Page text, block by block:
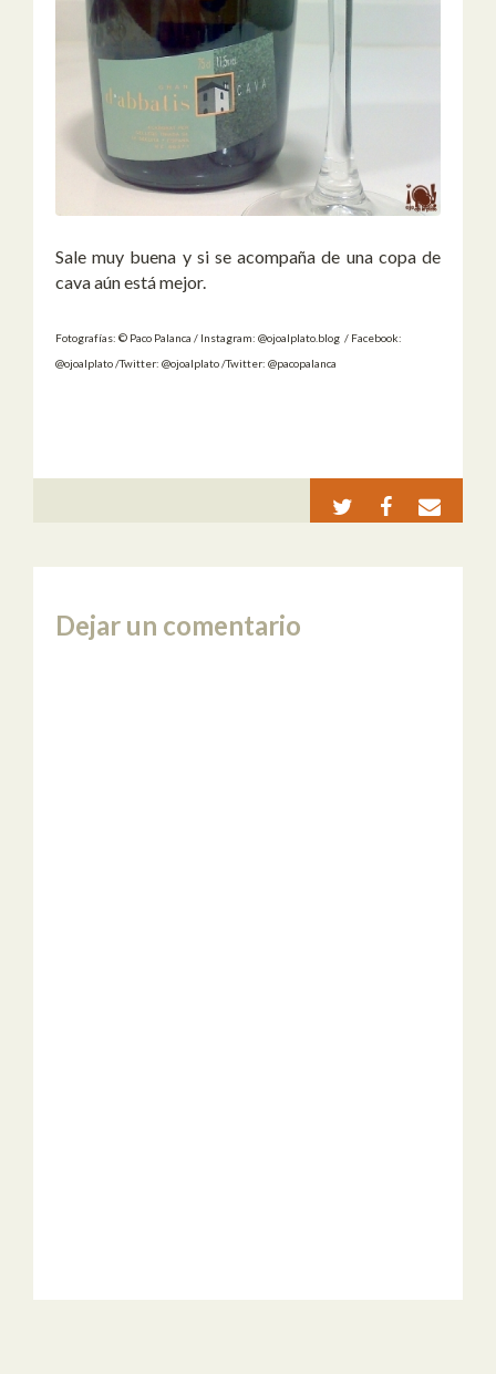
Sale muy buena y si se acompaña de una copa de
cava aún está mejor.
Fotografías: © Paco Palanca / Instagram: @ojoalplato.blog / Facebook:
@ojoalplato /Twitter: @ojoalplato /Twitter: @pacopalanca
Dejar un comentario